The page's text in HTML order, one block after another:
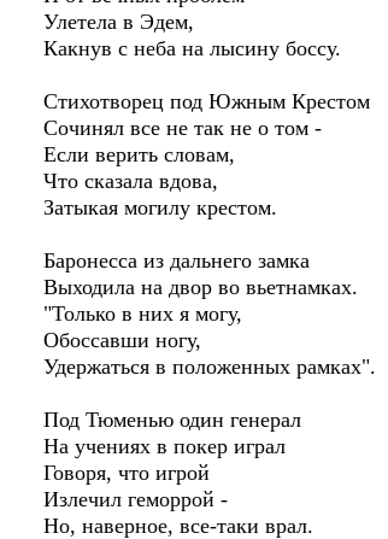
Улетела в Эдем,
Какнув с неба на лысину боссу.
Стихотворец под Южным Крестом
Сочинял все не так не о том -
Если верить словам,
Что сказала вдова,
Затыкая могилу крестом.
Баронесса из дальнего замка
Выходила на двор во вьетнамках.
"Только в них я могу,
Обоссавши ногу,
Удержаться в положенных рамках".
Под Тюменью один генерал
На учениях в покер играл
Говоря, что игрой
Излечил геморрой -
Но, наверное, все-таки врал.